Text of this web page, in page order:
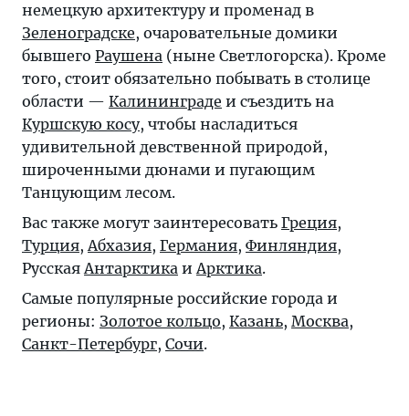
немецкую архитектуру и променад в
Зеленоградске, очаровательные домики
бывшего Раушена (ныне Светлогорска). Кроме
того, стоит обязательно побывать в столице
области — Калининграде и съездить на
Куршскую косу, чтобы насладиться
удивительной девственной природой,
широченными дюнами и пугающим
Танцующим лесом.
Вас также могут заинтересовать Греция,
Турция,Абхазия, Германия, Финляндия,
РусскаяАнтарктика иАрктика.
Самые популярные российские города и
регионы: Золотое кольцо, Казань, Москва,
Санкт-Петербург, Сочи.